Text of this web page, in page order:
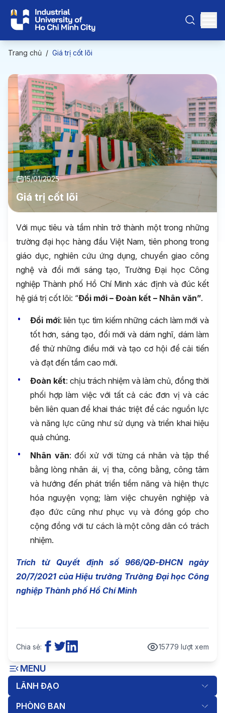
Trang chủ / Giá trị cốt lõi
MENU
LÃNH ĐẠO
PHÒNG BAN
15/01/2025
Giá trị cốt lõi
Với mục tiêu và tầm nhìn trở thành một trong những
trường đại học hàng đầu Việt Nam, tiên phong trong
giáo dục, nghiên cứu ứng dụng, chuyển giao công
nghệ và đổi mới sáng tạo, Trường Đại học Công
nghiệp Thành phố Hồ Chí Minh xác định và đúc kết
hệ giá trị cốt lõi: “Đổi mới – Đoàn kết – Nhân văn”.
Đổi mới: liên tục tìm kiếm những cách làm mới và
tốt hơn, sáng tạo, đổi mới và dám nghĩ, dám làm
để thử những điều mới và tạo cơ hội để cải tiến
và đạt đến tầm cao mới.
Đoàn kết: chịu trách nhiệm và làm chủ, đồng thời
phối hợp làm việc với tất cả các đơn vị và các
bên liên quan để khai thác triệt để các nguồn lực
và năng lực cũng như sử dụng và triển khai hiệu
quả chúng.
Nhân văn: đối xử với từng cá nhân và tập thể
bằng lòng nhân ái, vị tha, công bằng, công tâm
và hướng đến phát triển tiềm năng và hiện thực
hóa nguyện vọng; làm việc chuyên nghiệp và
đạo đức cũng như phục vụ và đóng góp cho
cộng đồng với tư cách là một công dân có trách
nhiệm.
Trích từ Quyết định số 966/QĐ-ĐHCN ngày
20/7/2021 của Hiệu trưởng Trường Đại học Công
nghiệp Thành phố Hồ Chí Minh
Chia sẻ: 15779 lượt xem